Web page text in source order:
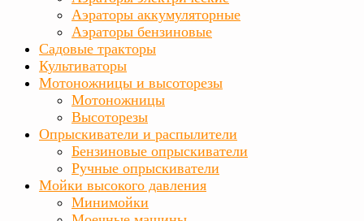
Аэраторы аккумуляторные
Аэраторы бензиновые
Садовые тракторы
Культиваторы
Мотоножницы и высоторезы
Мотоножницы
Высоторезы
Опрыскиватели и распылители
Бензиновые опрыскиватели
Ручные опрыскиватели
Мойки высокого давления
Минимойки